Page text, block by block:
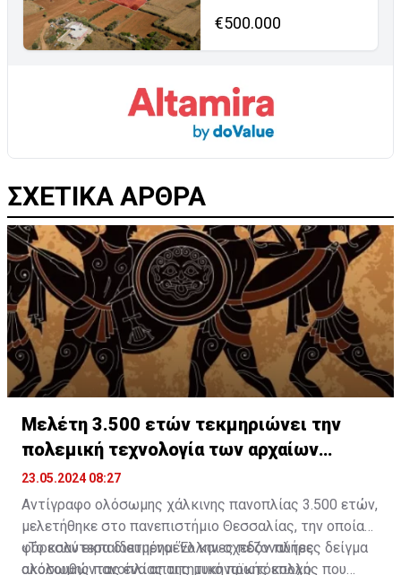
€500.000
ΣΧΕΤΙΚΑ ΑΡΘΡΑ
Μελέτη 3.500 ετών τεκμηριώνει την
πολεμική τεχνολογία των αρχαίων
Ελλήνων
23.05.2024 08:27
Αντίγραφο ολόσωμης χάλκινης πανοπλίας 3.500 ετών,
μελετήθηκε στο πανεπιστήμιο Θεσσαλίας, την οποίαν
φόρεσαν εκπαιδευμένοι Έλληνες πεζοναύτες
ακολουθώντας ένα απαιτητικό πρωτόκολλο
«Το καλύτερα διατηρημένο και σχεδόν πλήρες δείγμα
ολόσωμης πανοπλίας της μυκηναϊκής εποχής που